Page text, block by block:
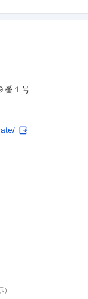
番１号